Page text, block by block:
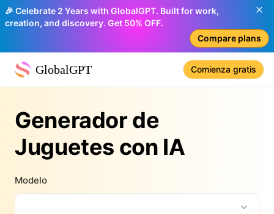
🎉 Celebrate 2 Years with GlobalGPT. Built for work,
creation, and discovery. Get 50% OFF.
Compare plans
GlobalGPT Comienza gratis
Generador de
Juguetes con IA
Modelo